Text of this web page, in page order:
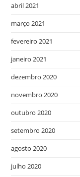
abril 2021
março 2021
fevereiro 2021
janeiro 2021
dezembro 2020
novembro 2020
outubro 2020
setembro 2020
agosto 2020
julho 2020